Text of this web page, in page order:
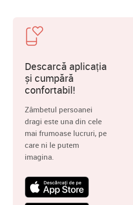
Descarcă aplicația
și cumpără
confortabil!
Zâmbetul persoanei
dragi este una din cele
mai frumoase lucruri, pe
care ni le putem
imagina.